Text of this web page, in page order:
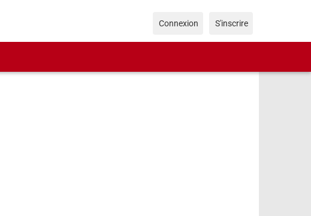
Connexion S'inscrire